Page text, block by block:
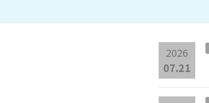
2026
07.21